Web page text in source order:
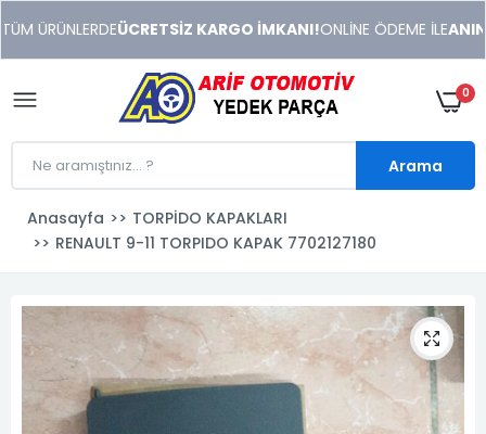
xonusu
veren
sitolar
ÜRÜNLERDEÜCRETSİZ KARGO İMKANI!ONLİNE ÖDEME İLE
0
Arama
Anasayfa
TORPİDO KAPAKLARI
RENAULT 9-11 TORPIDO KAPAK 7702127180